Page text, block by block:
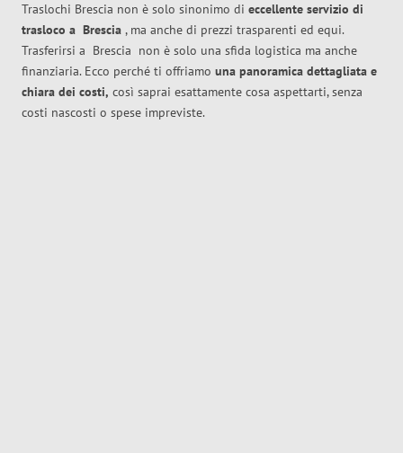
Traslochi Brescia non è solo sinonimo di eccellente servizio di
trasloco a Brescia , ma anche di prezzi trasparenti ed equi.
Trasferirsi a Brescia non è solo una sfida logistica ma anche
finanziaria. Ecco perché ti offriamo una panoramica dettagliata e
chiara dei costi, così saprai esattamente cosa aspettarti, senza
costi nascosti o spese impreviste.